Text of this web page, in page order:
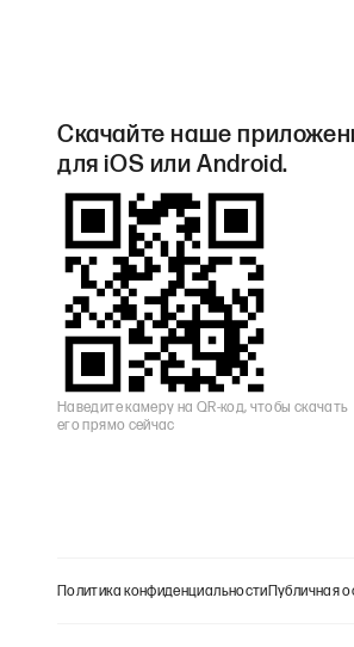
Скачайте наше
для iOS или Android.
Наведите камеру на QR-код, чтобы скачать
его прямо сейчас
Политика конфиденциальности Публичная